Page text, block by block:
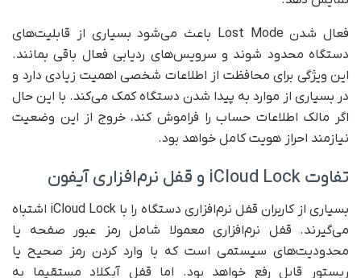
فعال شدن Lost Mode باعث می‌شود بسیاری از قابلیت‌های
دستگاه محدود شوند و سرویس‌های ردیابی فعال باقی بمانند.
این ویژگی برای محافظت از اطلاعات شخصی اهمیت زیادی دارد و
در بسیاری از موارد به پیدا شدن دستگاه کمک می‌کند. با این حال
اگر مالک اطلاعات حساب را فراموش کند، خروج از این وضعیت
نیازمند احراز هویت کامل خواهد بود.
تفاوت iCloud Lock و قفل نرم‌افزاری آیفون
بسیاری از کاربران قفل نرم‌افزاری دستگاه را با iCloud Lock اشتباه
می‌گیرند. قفل نرم‌افزاری معمولا شامل رمز عبور صفحه یا
محدودیت‌های سیستمی است که با وارد کردن رمز صحیح یا
ریستور قابل رفع خواهد بود. اما قفل آیکلاد مستقیما به